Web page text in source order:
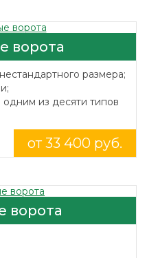
ворота
размера;
из десяти типов
от 33 400 руб.
ворота